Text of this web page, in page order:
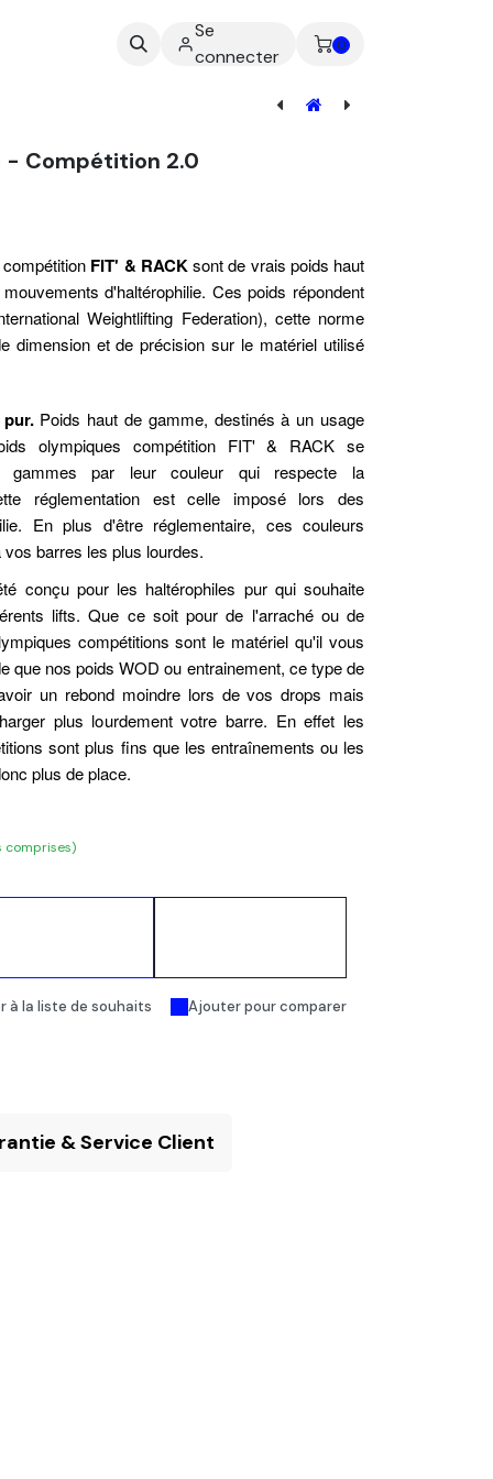
Se
connecter
0
- Compétition 2.0
FIT' & RACK sont de vrais poids haut
d'haltérophilie. Ces poids répondent
Weightlifting Federation), cette norme
dimension et de précision sur le matériel utilisé
Poids haut de gamme, destinés à un usage
olympiques compétition FIT' & RACK se
gammes par leur couleur qui respecte la
réglementation est celle imposé lors des
En plus d'être réglementaire, ces couleurs
barres les plus lourdes.
conçu pour les haltérophiles pur qui souhaite
lifts. Que ce soit pour de l'arraché ou de
compétitions sont le matériel qu'il vous
que nos poids WOD ou entrainement, ce type de
un rebond moindre lors de vos drops mais
plus lourdement votre barre. En effet les
sont plus fins que les entraînements ou les
plus de place.
Ajouter pour comparer
à la liste de souhaits
comprises)
& Service Client